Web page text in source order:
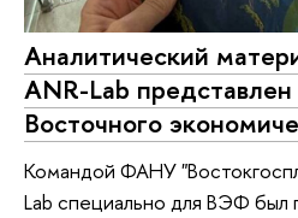
Аналитический
ANR-Lab
Восточного
Командой ФАНУ
Lab специально для ВЭФ был